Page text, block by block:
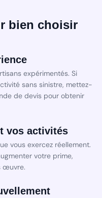
bien choisir
expérimentés. Si
sans sinistre, mettez-
de devis pour obtenir
vos activités
vous exercez réellement.
votre prime,
œuvre.